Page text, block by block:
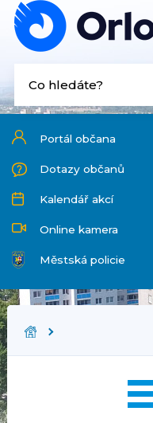
Portál občana
Dotazy občanů
Kalendář akcí
Online kamera
Městská policie